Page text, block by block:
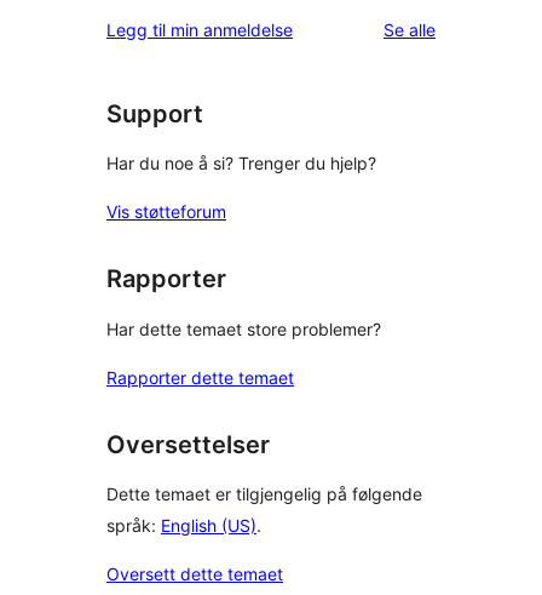
Legg til min anmeldelse Se alleomtalene
Support
Har du noe å si? Trenger du hjelp?
Vis støtteforum
Rapporter
Har dette temaet store problemer?
Rapporter dette temaet
Oversettelser
Dette temaet er tilgjengelig på følgende
språk: English (US).
Oversett dette temaet